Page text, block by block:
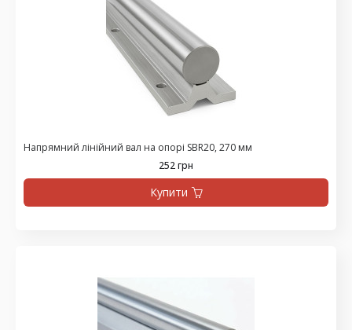
Напрямний лінійний вал на опорі SBR20, 270 мм
252 грн
Купити